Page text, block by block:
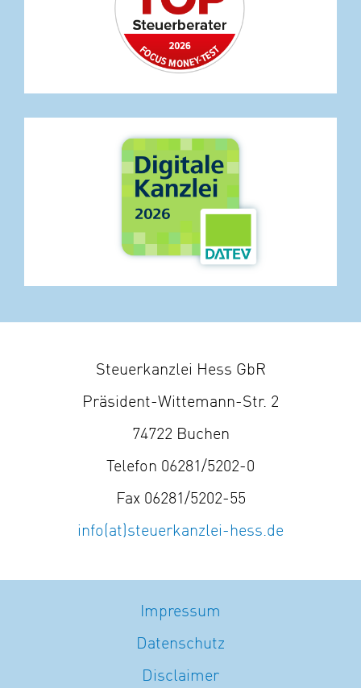
Steuerkanzlei Hess GbR
Präsident-Wittemann-Str. 2
74722 Buchen
Telefon 06281/5202-0
Fax 06281/5202-55
info(at)steuerkanzlei-hess.de
Impressum
Datenschutz
Disclaimer